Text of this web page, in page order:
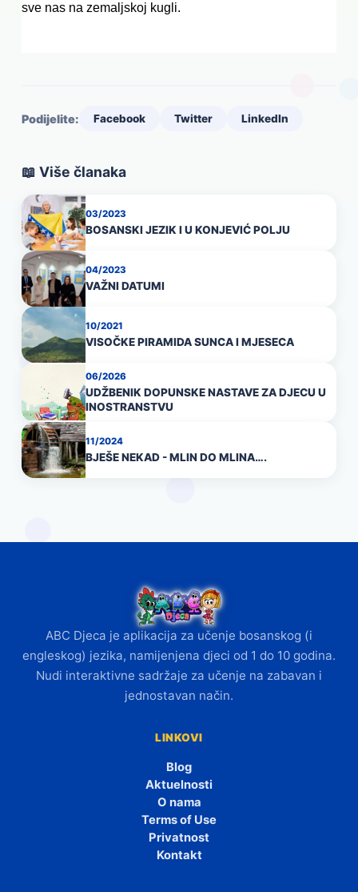
sve nas na zemaljskoj kugli.
Podijelite: Facebook Twitter LinkedIn
📖 Više članaka
03/2023
BOSANSKI JEZIK I U KONJEVIĆ POLJU
04/2023
VAŽNI DATUMI
10/2021
VISOČKE PIRAMIDA SUNCA I MJESECA
06/2026
UDŽBENIK DOPUNSKE NASTAVE ZA DJECU U
INOSTRANSTVU
11/2024
BJEŠE NEKAD - MLIN DO MLINA….
ABC Djeca je aplikacija za učenje bosanskog (i
engleskog) jezika, namijenjena djeci od 1 do 10 godina.
Nudi interaktivne sadržaje za učenje na zabavan i
jednostavan način.
LINKOVI
Blog
Aktuelnosti
O nama
Terms of Use
Privatnost
Kontakt